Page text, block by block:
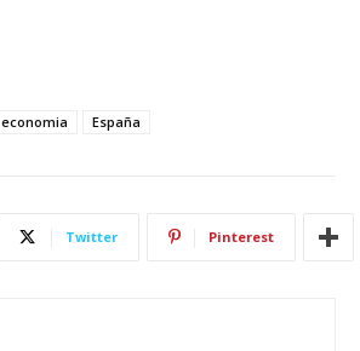
economia España
Twitter Pinterest